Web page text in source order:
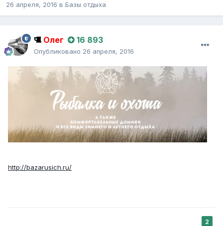
26 апреля, 2016 в Базы отдыха
Олег 16 893
Опубликовано 26 апреля, 2016
http://bazarusich.ru/
2